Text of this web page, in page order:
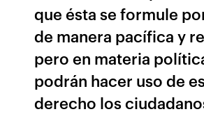
que ésta se formule
de manera pacífica y
pero en materia
podrán hacer uso de
derecho los